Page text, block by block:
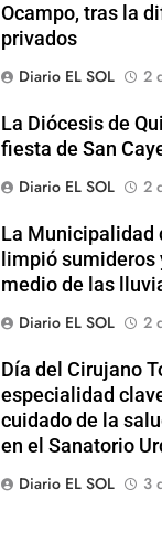
Ocampo, tras la
privados
Diario EL SOL
2
La Diócesis de
fiesta de San
Diario EL SOL
2
La Municipalidad
limpió sumideros
medio de las
Diario EL SOL
2
Día del Cirujano
especialidad
cuidado de la
en el Sanatorio
Diario EL SOL
3